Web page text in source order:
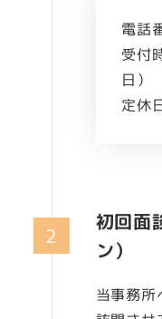
電話
受付
日）
定休
初回面
ン）
当事務所